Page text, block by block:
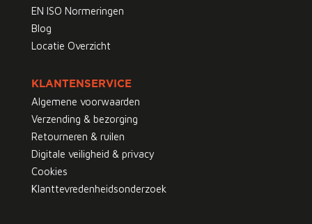
EN ISO Normeringen
Blog
Locatie Overzicht
KLANTENSERVICE
Algemene voorwaarden
Verzending & bezorging
Retourneren & ruilen
Digitale veiligheid & privacy
Cookies
Klanttevredenheidsonderzoek